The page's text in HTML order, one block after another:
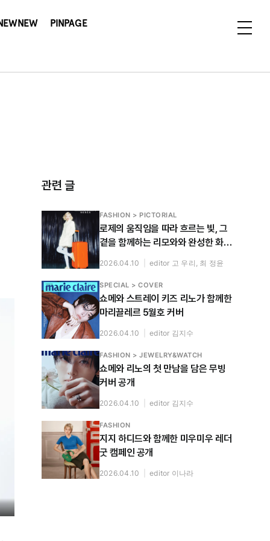
PINPAGE
관련 글
FASHION > PICTORIAL
로제의 움직임을 따라 흐르는 빛, 그
곁을 함께하는 리모와와 완성한 화보
2026.04.10 editor 고 우리, 최 정윤
SPECIAL > COVER
쇼메와 스트레이 키즈 리노가 함께한
마리끌레르 5월호 커버
2026.04.10 editor 김지수
FASHION > JEWELRY&WATCH
쇼메와 리노의 첫 만남을 담은 무빙
커버 공개
2026.04.10 editor 김지수
FASHION
지지 하디드와 함께한 미우미우 레더
굿 캠페인 공개
2026.04.10 editor 이나라